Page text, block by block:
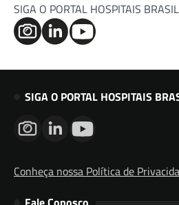
SIGA O PORTAL HOSPITAIS BRASIL
SIGA O PORTAL HOSPITAIS
Conheça nossa Política de